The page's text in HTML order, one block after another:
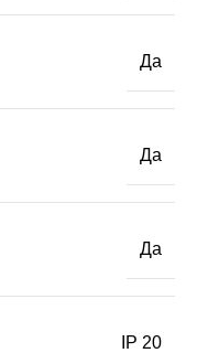
Да
Да
Да
IP 20